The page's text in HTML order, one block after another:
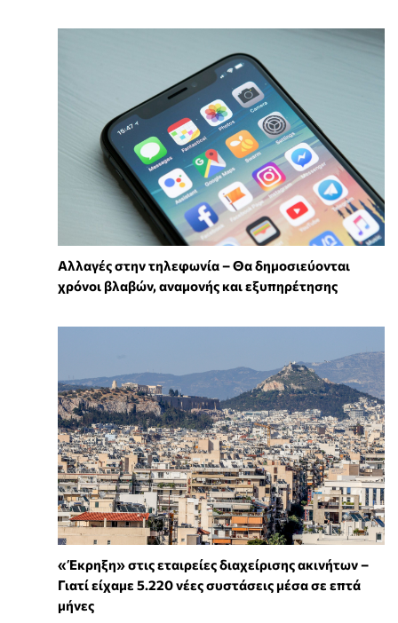
Αλλαγές στην τηλεφωνία – Θα δημοσιεύονται
χρόνοι βλαβών, αναμονής και εξυπηρέτησης
«Έκρηξη» στις εταιρείες διαχείρισης ακινήτων –
Γιατί είχαμε 5.220 νέες συστάσεις μέσα σε επτά
μήνες